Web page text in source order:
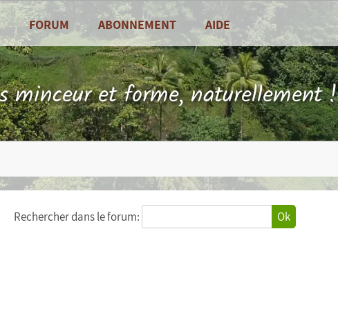
de saison
FORUM ABONNEMENT AIDE
Foire Aux Questions
Contact
minceur et forme, naturellement !
Rechercher dans le forum:
Ok